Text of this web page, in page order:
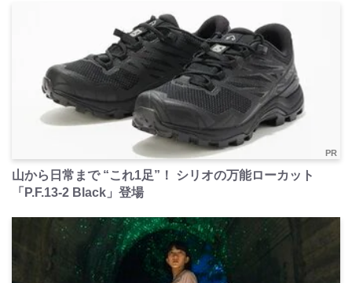
PR
山から日常まで “これ1足”！ シリオの万能ローカット
「P.F.13-2 Black」登場